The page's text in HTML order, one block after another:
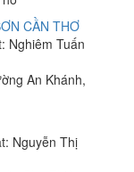
CẦN THƠ
Nghiêm Tuấn
An Khánh,
Nguyễn Thị